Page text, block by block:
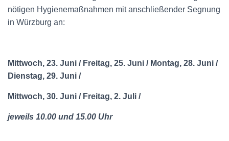
nötigen Hygienemaßnahmen mit anschließender Segnung
in Würzburg an:
Mittwoch, 23. Juni / Freitag, 25. Juni / Montag, 28. Juni /
Dienstag, 29. Juni /
Mittwoch, 30. Juni / Freitag, 2. Juli /
jeweils 10.00 und 15.00 Uhr